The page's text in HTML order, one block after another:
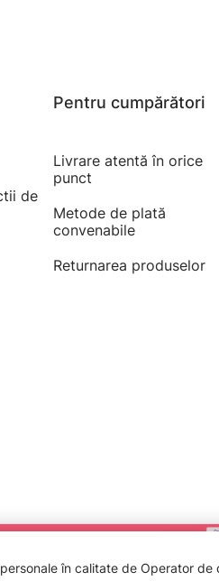
de
Pentru cumpărători
Livrare atentă în orice
punct
Metode de plată
convenabile
Returnarea produselor
în calitate de Operator